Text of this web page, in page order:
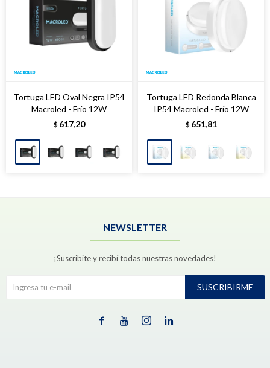
Tortuga LED Oval Negra IP54
Macroled - Frío 12W
$ 617,20
Tortuga LED Redonda Blanca
IP54 Macroled - Frío 12W
$ 651,81
NEWSLETTER
¡Suscribite y recibí todas nuestras novedades!
SUSCRIBIRME
   